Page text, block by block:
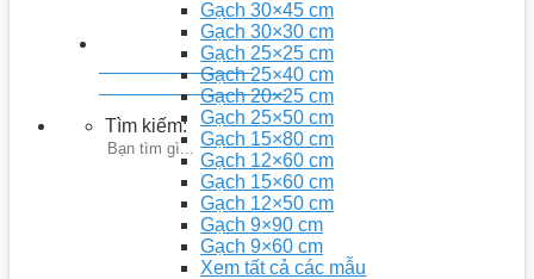
Youtobe: Nhà 5D
Kênh chia sẻ video kiến thức
Tìm kiếm:
Gạch 30×45 cm
Gạch 30×30 cm
Gạch 25×25 cm
Gạch 25×40 cm
Gạch 20×25 cm
Gạch 25×50 cm
Gạch 15×80 cm
Gạch 12×60 cm
Gạch 15×60 cm
Gạch 12×50 cm
Gạch 9×90 cm
Gạch 9×60 cm
Xem tất cả các mẫu